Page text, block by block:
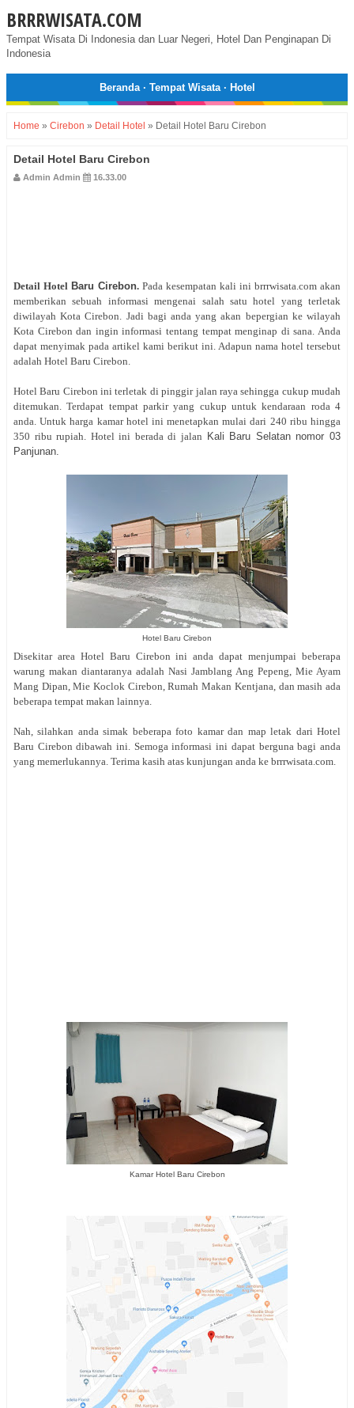
BRRRWISATA.COM
Tempat Wisata Di Indonesia dan Luar Negeri, Hotel Dan Penginapan Di
Indonesia
Beranda· Tempat Wisata· Hotel
Home » Cirebon » Detail Hotel » Detail Hotel Baru Cirebon
Detail Hotel Baru Cirebon
Admin Admin 16.33.00
Detail Hotel Baru Cirebon. Pada kesempatan kali ini brrrwisata.com akan
memberikan sebuah informasi mengenai salah satu hotel yang terletak
diwilayah Kota Cirebon. Jadi bagi anda yang akan bepergian ke wilayah
Kota Cirebon dan ingin informasi tentang tempat menginap di sana. Anda
dapat menyimak pada artikel kami berikut ini. Adapun nama hotel tersebut
adalah Hotel Baru Cirebon.
Hotel Baru Cirebon ini terletak di pinggir jalan raya sehingga cukup mudah
ditemukan. Terdapat tempat parkir yang cukup untuk kendaraan roda 4
anda. Untuk harga kamar hotel ini menetapkan mulai dari 240 ribu hingga
350 ribu rupiah. Hotel ini berada di jalan Kali Baru Selatan nomor 03
Panjunan.
Hotel Baru Cirebon
Disekitar area Hotel Baru Cirebon ini anda dapat menjumpai beberapa
warung makan diantaranya adalah Nasi Jamblang Ang Pepeng, Mie Ayam
Mang Dipan, Mie Koclok Cirebon, Rumah Makan Kentjana, dan masih ada
beberapa tempat makan lainnya.
Nah, silahkan anda simak beberapa foto kamar dan map letak dari Hotel
Baru Cirebon dibawah ini. Semoga informasi ini dapat berguna bagi anda
yang memerlukannya. Terima kasih atas kunjungan anda ke brrrwisata.com.
Kamar Hotel Baru Cirebon